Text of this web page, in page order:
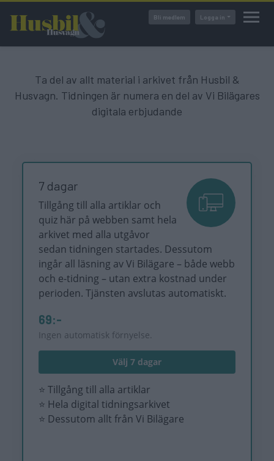
huvudinnehåll
Bli medlem Logga in
Ta del av allt material i arkivet från Husbil &
Husvagn. Tidningen är numera en del av Vi Bilägares
digitala erbjudande
7 dagar
Tillgång till alla artiklar och
quiz här på webben samt hela
arkivet med alla utgåvor
sedan tidningen startades. Dessutom
ingår all läsning av Vi Bilägare – både webb
och e-tidning – utan extra kostnad under
perioden. Tjänsten avslutas automatiskt.
69:-
Ingen automatisk förnyelse.
Välj 7 dagar
⭐ Tillgång till alla artiklar
⭐ Hela digital tidningsarkivet
⭐ Dessutom allt från Vi Bilägare